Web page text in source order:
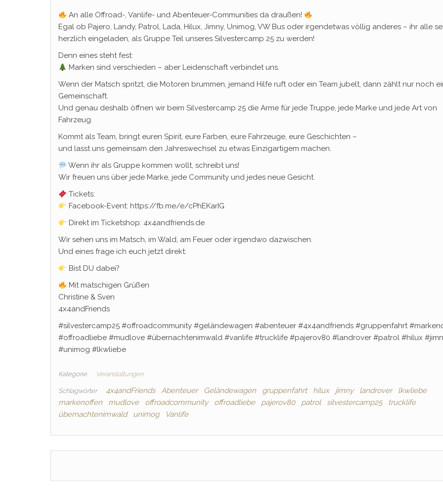
An alle Offroad-, Vanlife- und Abenteuer-Communities da draußen!
Egal ob Pajero, Landy, Patrol, Lada, Hilux, Jimny, Unimog, VW Bus oder irgendetwas völlig anderes – ihr alle
herzlich eingeladen, als Gruppe Teil unseres Silvestercamp 25 zu werden!
Denn eines steht fest:
Marken sind verschieden – aber Leidenschaft verbindet uns.
Wenn der Matsch spritzt, die Motoren brummen, jemand Hilfe ruft oder ein Team jubelt, dann zählt nur noch
Gemeinschaft.
Und genau deshalb öffnen wir beim Silvestercamp 25 die Arme für jede Truppe, jede Marke und jede Art von
Fahrzeug.
Kommt als Team, bringt euren Spirit, eure Farben, eure Fahrzeuge, eure Geschichten –
und lasst uns gemeinsam den Jahreswechsel zu etwas Einzigartigem machen.
Wenn ihr als Gruppe kommen wollt, schreibt uns!
Wir freuen uns über jede Marke, jede Community und jedes neue Gesicht.
Tickets:
Facebook-Event: https://fb.me/e/cPhEKarIG
Direkt im Ticketshop: 4x4andfriends.de
Wir sehen uns im Matsch, im Wald, am Feuer oder irgendwo dazwischen.
Und eines frage ich euch jetzt direkt:
Bist DU dabei?
Mit matschigen Grüßen
Christine & Sven
4x4andFriends
#silvestercamp25 #offroadcommunity #geländewagen #abenteuer #4x4andfriends #gruppenfahrt
#offroadliebe #mudlove #übernachtenimwald #vanlife #trucklife #pajerov80 #landrover #patrol #hilux
#unimog #lkwliebe
Kategorie Veranstaltungen
Schlagwörter 4x4andFriends Abenteuer Geländewagen gruppenfahrt hilux jimny landrover
lkwliebe
markenoffen
mudlove offroadcommunity offroadliebe pajerov80 patrol silvestercamp25
trucklife
übernachtenimwald
unimog Vanlife